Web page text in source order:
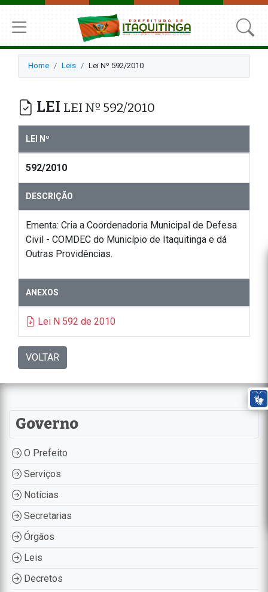
Home Leis Lei Nº 592/2010
LEI LEI Nº 592/2010
LEI Nº
592/2010
DESCRIÇÃO
Ementa: Cria a Coordenadoria Municipal de Defesa
Civil - COMDEC do Município de Itaquitinga e dá
Outras Providências.
ANEXOS
Lei N 592 de 2010
VOLTAR
Governo
O Prefeito
Serviços
Notícias
Secretarias
Órgãos
Leis
Decretos